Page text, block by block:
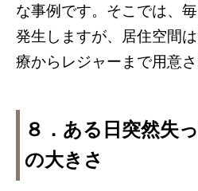
な事例です。そこでは、
発生しますが、居住空間
療からレジャーまで用意さ
８．ある日突然失
の大きさ